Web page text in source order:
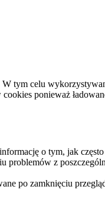
tym celu
ponieważ
o tym, jak
z
po zamknięciu